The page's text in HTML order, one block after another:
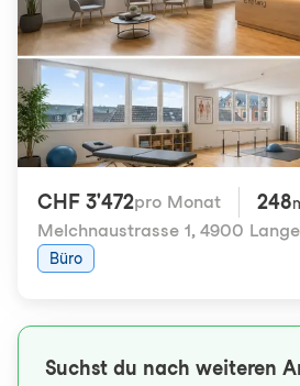
CHF 3'472pro Monat 248
Melchnaustrasse 1, 4900
Büro
Suchst du nach weiteren